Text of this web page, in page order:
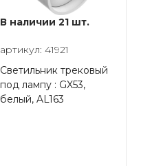
В наличии 21 шт.
артикул: 41921
Светильник трековый
под лампу : GX53,
белый, AL163